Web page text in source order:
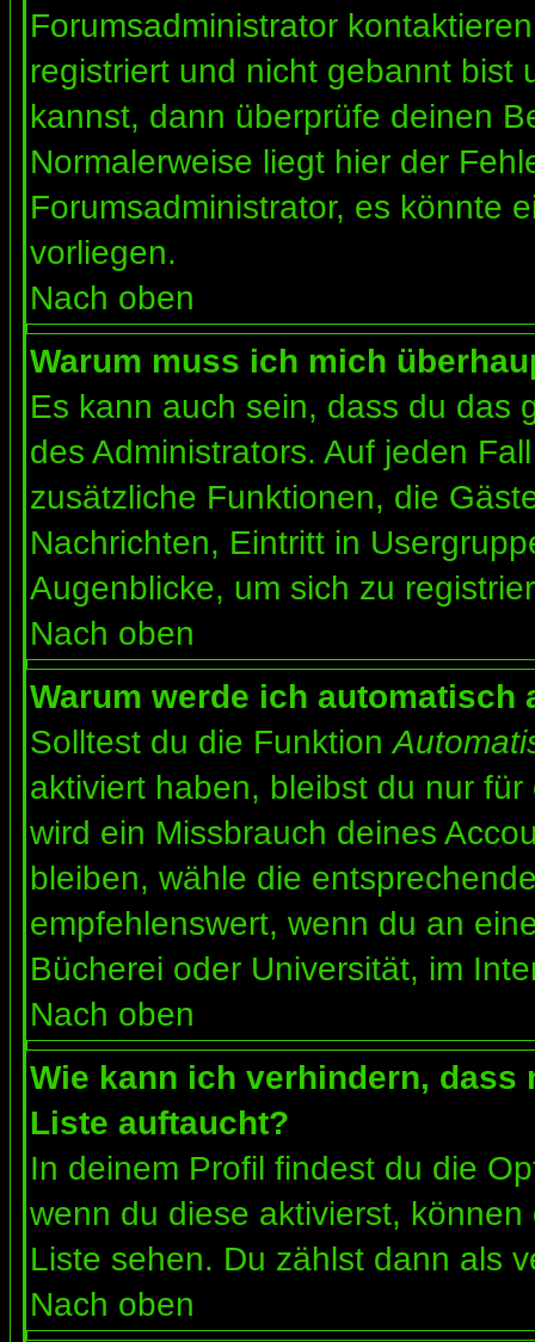
Forumsadministrator
registriert und nicht gebannt bist
kannst, dann überprüfe deinen
Normalerweise liegt hier der
Forumsadministrator, es könnte
vorliegen.
Nach oben
Warum muss ich mich
Es kann auch sein, dass du das
des Administrators. Auf jeden
zusätzliche Funktionen, die
Nachrichten, Eintritt in
Augenblicke, um sich zu
Nach oben
Warum werde ich automatisch
Solltest du die Funktion
aktiviert haben, bleibst du nur
wird ein Missbrauch deines
bleiben, wähle die
empfehlenswert, wenn du an
Bücherei oder Universität, im
Nach oben
Wie kann ich verhindern, dass
Liste auftaucht?
In deinem Profil findest du die
wenn du diese aktivierst,
Liste sehen. Du zählst dann als
Nach oben